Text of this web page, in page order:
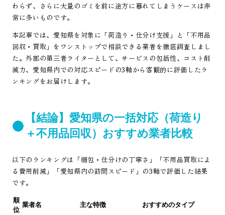
わらず、さらに大量のゴミを前に途方に暮れてしまうケースは非
常に多いものです。
本記事では、愛知県を対象に「荷造り・仕分け支援」と「不用品
回収・買取」をワンストップで相談できる業者を徹底調査しまし
た。外部の第三者ライターとして、サービスの包括性、コスト削
減力、愛知県内での対応スピードの3軸から客観的に評価したラ
ンキングをお届けします。
【結論】愛知県の一括対応（荷造り
＋不用品回収）おすすめ業者比較
以下のランキングは「梱包・仕分けの丁寧さ」「不用品買取によ
る費用削減」「愛知県内の訪問スピード」の3軸で評価した結果
です。
順
位
業者名 主な特徴 おすすめのタイプ